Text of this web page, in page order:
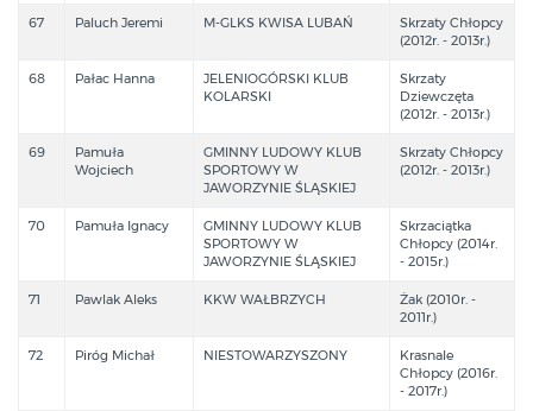
67 Paluch Jeremi M-GLKS KWISA LUBAŃ
Skrzaty Chłopcy
(2012r. - 2013r.)
68 Pałac Hanna
JELENIOGÓRSKI KLUB
KOLARSKI
Skrzaty
Dziewczęta
(2012r. - 2013r.)
69
Pamuła
Wojciech
GMINNY LUDOWY KLUB
SPORTOWY W
JAWORZYNIE ŚLĄSKIEJ
Skrzaty Chłopcy
(2012r. - 2013r.)
70 Pamuła Ignacy
GMINNY LUDOWY KLUB
SPORTOWY W
JAWORZYNIE ŚLĄSKIEJ
Skrzaciątka
Chłopcy (2014r.
- 2015r.)
71 Pawlak Aleks KKW WAŁBRZYCH
Żak (2010r. -
2011r.)
72 Piróg Michał NIESTOWARZYSZONY
Krasnale
Chłopcy (2016r.
- 2017r.)